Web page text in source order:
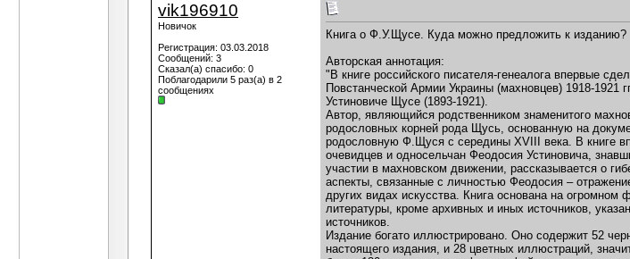
vik196910
Новичок
Регистрация: 03.03.2018
Сообщений: 3
Сказал(а) спасибо: 0
Поблагодарили 5 раз(а) в 2
сообщениях
Книга о Ф.У.Щусе. Куда можно предложить к изданию?
Авторская аннотация:
"В книге российского писателя-генеалога впервые
Повстанческой Армии Украины (махновцев) 1918-
Устиновиче Щусе (1893-1921).
Автор, являющийся родственником знаменитого
родословных корней рода Щусь, основанную на
родословную Ф.Щуся с середины XVIII века. В книге
очевидцев и односельчан Феодосия Устиновича,
участии в махновском движении, рассказывается о
аспекты, связанные с личностью Феодосия –
других видах искусства. Книга основана на
литературы, кроме архивных и иных источников,
источников.
Издание богато иллюстрировано. Оно содержит 52
настоящего издания, и 28 цветных иллюстраций,